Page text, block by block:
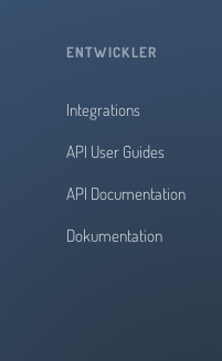
ENTWICKLER
Integrations
API User Guides
API Documentation
Dokumentation